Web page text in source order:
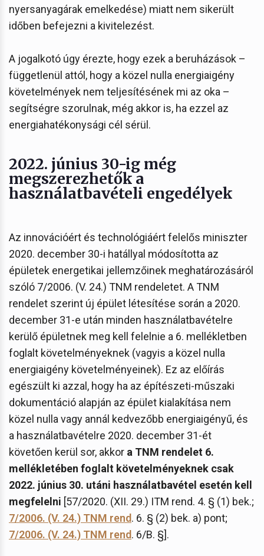
nyersanyagárak emelkedése) miatt nem sikerült
időben befejezni a kivitelezést.
A jogalkotó úgy érezte, hogy ezek a beruházások –
függetlenül attól, hogy a közel nulla energiaigény
követelmények nem teljesítésének mi az oka –
segítségre szorulnak, még akkor is, ha ezzel az
energiahatékonysági cél sérül.
2022. június 30-ig még
megszerezhetők a
használatbavételi engedélyek
Az innovációért és technológiáért felelős miniszter
2020. december 30-i hatállyal módosította az
épületek energetikai jellemzőinek meghatározásáról
szóló 7/2006. (V. 24.) TNM rendeletet. A TNM
rendelet szerint új épület létesítése során a 2020.
december 31-e után minden használatbavételre
kerülő épületnek meg kell felelnie a 6. mellékletben
foglalt követelményeknek (vagyis a közel nulla
energiaigény követelményeinek). Ez az előírás
egészült ki azzal, hogy ha az építészeti-műszaki
dokumentáció alapján az épület kialakítása nem
közel nulla vagy annál kedvezőbb energiaigényű, és
a használatbavételre 2020. december 31-ét
követően kerül sor, akkor a TNM rendelet 6.
mellékletében foglalt követelményeknek csak
2022. június 30. utáni használatbavétel esetén kell
megfelelni [57/2020. (XII. 29.) ITM rend. 4. § (1) bek.;
7/2006. (V. 24.) TNM rend. 6. § (2) bek. a) pont;
7/2006. (V. 24.) TNM rend. 6/B. §].